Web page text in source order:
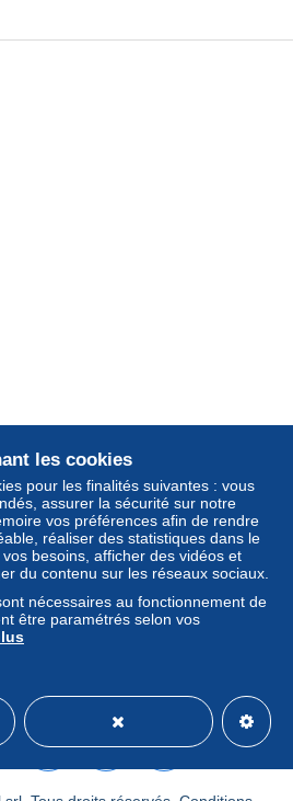
les cookies
pour les finalités suivantes : vous
assurer la sécurité sur notre
vos préférences afin de rendre
réaliser des statistiques dans le
besoins, afficher des vidéos et
du contenu sur les réseaux sociaux.
nécessaires au fonctionnement de
être paramétrés selon vos